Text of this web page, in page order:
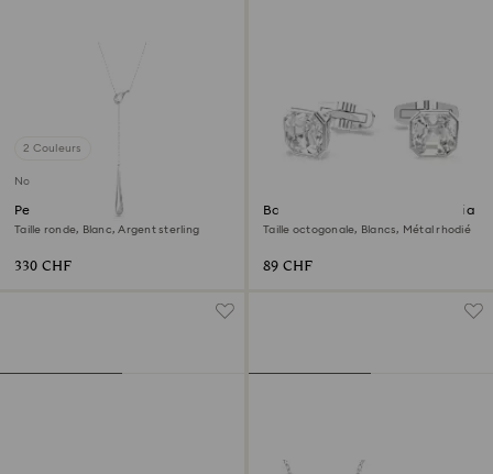
2 Couleurs
Nouveau
Pendentif en Y Swarovski
Classica
Taille ronde, Blanc, Argent sterling
330 CHF
Boutons de manchettes Millenia
Taille octogonale, Blancs, Métal rhodié
89 CHF